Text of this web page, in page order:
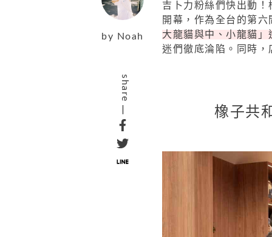
by Noah
share
吉卜力粉絲們快出動
開幕，作為全台的第六
大龍貓與中、小龍貓
迷們徹底淪陷。同時
橡子共